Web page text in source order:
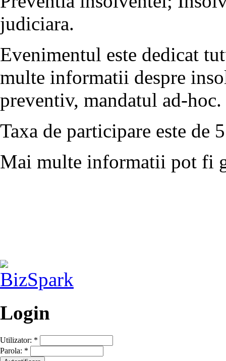
judiciara.
Evenimentul este dedicat
multe informatii despre
preventiv, mandatul ad-hoc.
Taxa de participare este de
Mai multe informatii pot fi
Login
Utilizator: *
Parola: *